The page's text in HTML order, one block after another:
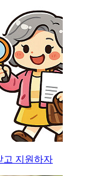
고 지원하자